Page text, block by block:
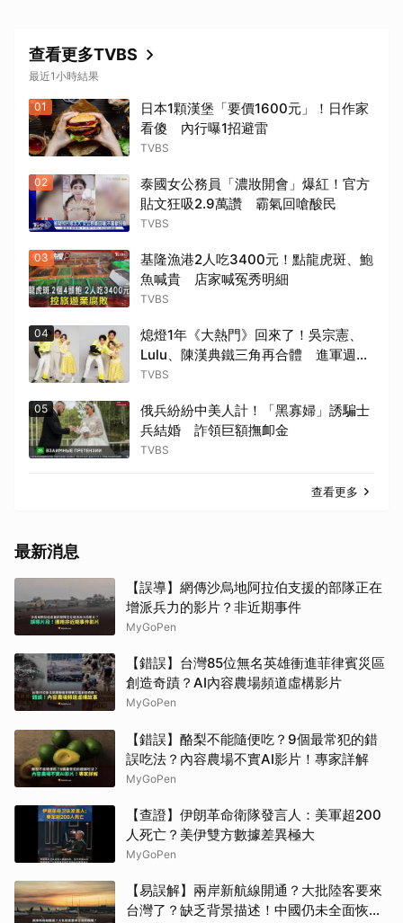
查看更多TVBS
最近1小時結果
01
日本1顆漢堡「要價1600元」！日作家
看傻 內行曝1招避雷
TVBS
02
泰國女公務員「濃妝開會」爆紅！官方
貼文狂吸2.9萬讚 霸氣回嗆酸民
TVBS
03
基隆漁港2人吃3400元！點龍虎斑、鮑
魚喊貴 店家喊冤秀明細
TVBS
04
熄燈1年《大熱門》回來了！吳宗憲、
Lulu、陳漢典鐵三角再合體 進軍週末
時段
TVBS
05
俄兵紛紛中美人計！「黑寡婦」誘騙士
兵結婚 詐領巨額撫卹金
TVBS
查看更多
最新消息
【誤導】網傳沙烏地阿拉伯支援的部隊正在
增派兵力的影片？非近期事件
MyGoPen
【錯誤】台灣85位無名英雄衝進菲律賓災區
創造奇蹟？AI內容農場頻道虛構影片
MyGoPen
【錯誤】酪梨不能隨便吃？9個最常犯的錯
誤吃法？內容農場不實AI影片！專家詳解
MyGoPen
【查證】伊朗革命衛隊發言人：美軍超200
人死亡？美伊雙方數據差異極大
MyGoPen
【易誤解】兩岸新航線開通？大批陸客要來
台灣了？缺乏背景描述！中國仍未全面恢復